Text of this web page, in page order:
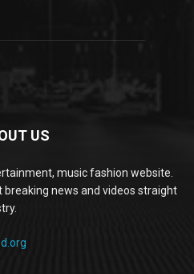
US
music fashion website.
news and videos straight